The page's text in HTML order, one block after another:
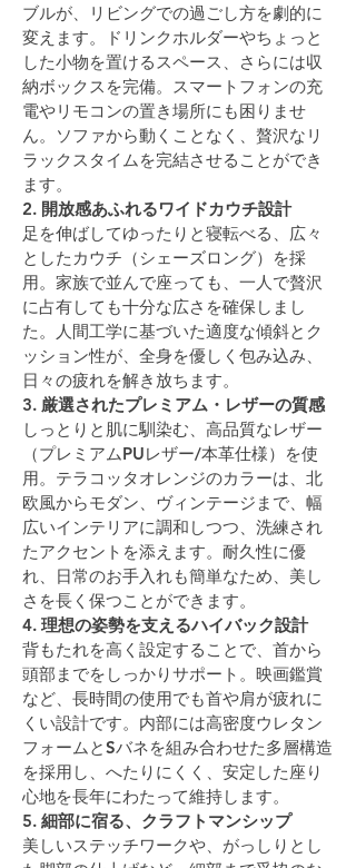
ブルが、リビングでの過ごし方を劇的に
変えます。ドリンクホルダーやちょっと
した小物を置けるスペース、さらには収
納ボックスを完備。スマートフォンの充
電やリモコンの置き場所にも困りませ
ん。ソファから動くことなく、贅沢なリ
ラックスタイムを完結させることができ
ます。
2. 開放感あふれるワイドカウチ設計
足を伸ばしてゆったりと寝転べる、広々
としたカウチ（シェーズロング）を採
用。家族で並んで座っても、一人で贅沢
に占有しても十分な広さを確保しまし
た。人間工学に基づいた適度な傾斜とク
ッション性が、全身を優しく包み込み、
日々の疲れを解き放ちます。
3. 厳選されたプレミアム・レザーの質感
しっとりと肌に馴染む、高品質なレザー
（プレミアムPUレザー/本革仕様）を使
用。テラコッタオレンジのカラーは、北
欧風からモダン、ヴィンテージまで、幅
広いインテリアに調和しつつ、洗練され
たアクセントを添えます。耐久性に優
れ、日常のお手入れも簡単なため、美し
さを長く保つことができます。
4. 理想の姿勢を支えるハイバック設計
背もたれを高く設定することで、首から
頭部までをしっかりサポート。映画鑑賞
など、長時間の使用でも首や肩が疲れに
くい設計です。内部には高密度ウレタン
フォームとSバネを組み合わせた多層構造
を採用し、へたりにくく、安定した座り
心地を長年にわたって維持します。
5. 細部に宿る、クラフトマンシップ
美しいステッチワークや、がっしりとし